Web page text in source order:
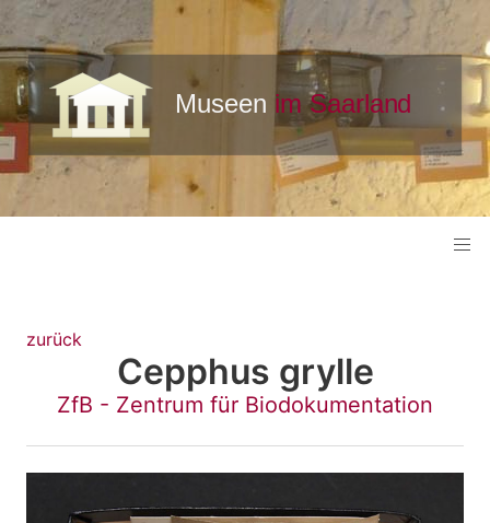
zurück
Cepphus grylle
ZfB - Zentrum für Biodokumentation